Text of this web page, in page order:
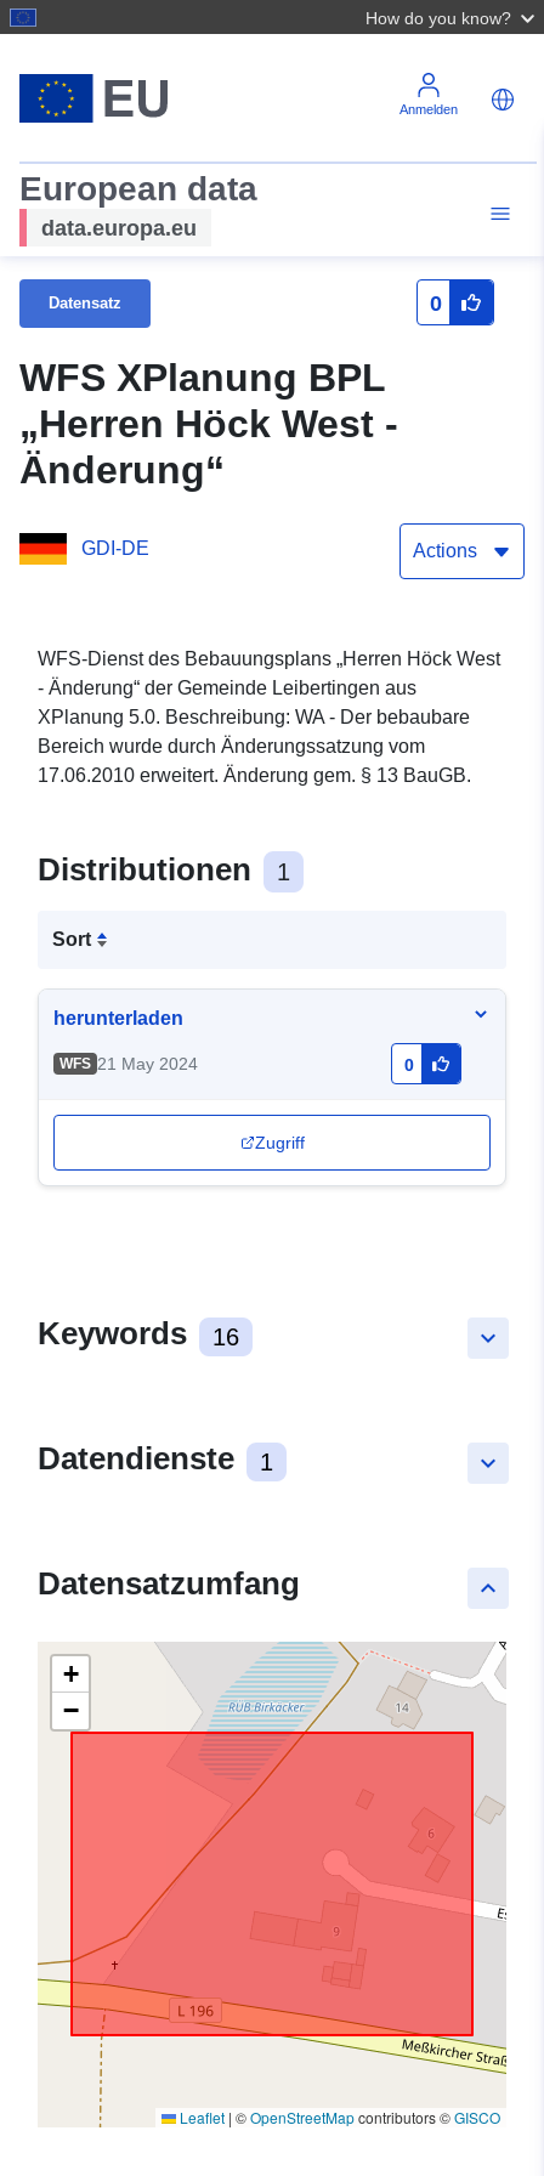
How do you know?
Anmelden
European data
data.europa.eu
Datensatz 0
WFS XPlanung BPL
„Herren Höck West -
Änderung“
GDI-DE Actions
WFS-Dienst des Bebauungsplans „Herren Höck West
- Änderung“ der Gemeinde Leibertingen aus
XPlanung 5.0. Beschreibung: WA - Der bebaubare
Bereich wurde durch Änderungssatzung vom
17.06.2010 erweitert. Änderung gem. § 13 BauGB.
Distributionen 1
Sort
herunterladen
WFS 21 May 2024 0
Zugriff
keyboard_arrow_down
Keywords 16
keyboard_arrow_down
Datendienste 1
keyboard_arrow_up
Datensatzumfang
+
−
Leaflet | ©OpenStreetMapcontributors ©GISCO